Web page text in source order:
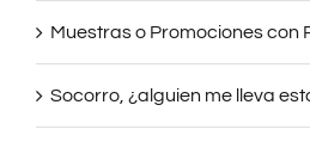
Muestras o Promociones con
Socorro, ¿alguien me lleva